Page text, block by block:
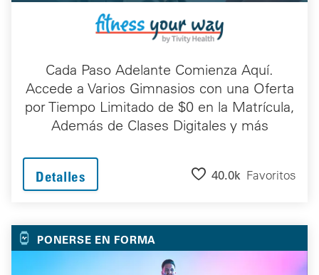
Cada Paso Adelante Comienza Aquí.
Accede a Varios Gimnasios con una Oferta
por Tiempo Limitado de $0 en la Matrícula,
Además de Clases Digitales y más
Detalles 40.0k Favoritos
PONERSE EN FORMA